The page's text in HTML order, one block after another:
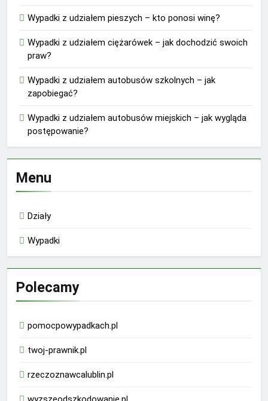
Wypadki z udziałem pieszych – kto ponosi winę?
Wypadki z udziałem ciężarówek – jak dochodzić swoich
praw?
Wypadki z udziałem autobusów szkolnych – jak
zapobiegać?
Wypadki z udziałem autobusów miejskich – jak wygląda
postępowanie?
Menu
Działy
Wypadki
Polecamy
pomocpowypadkach.pl
twoj-prawnik.pl
rzeczoznawcalublin.pl